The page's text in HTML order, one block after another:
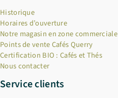
Historique
Horaires d’ouverture
Notre magasin en zone commerciale
Points de vente Cafés Querry
Certification BIO : Cafés et Thés
Nous contacter
Service clients